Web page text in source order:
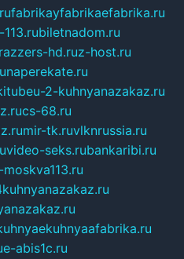
fabrikayfabrikaefabrika.ru
biletnadom.ru
hd.ruz-host.ru
naperekate.ru
2-kuhnyanazakaz.ru
cs-68.ru
mir-tk.ruvlknrussia.ru
video-seks.rubankaribi.ru
e-abis1c.ru